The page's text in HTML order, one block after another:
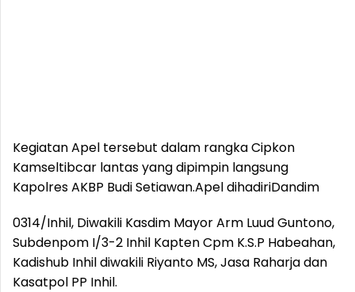
Kegiatan Apel tersebut dalam rangka Cipkon
Kamseltibcar lantas yang dipimpin langsung
Kapolres AKBP Budi Setiawan.Apel dihadiriDandim
0314/Inhil, Diwakili Kasdim Mayor Arm Luud Guntono,
Subdenpom I/3-2 Inhil Kapten Cpm K.S.P Habeahan,
Kadishub Inhil diwakili Riyanto MS, Jasa Raharja dan
Kasatpol PP Inhil.